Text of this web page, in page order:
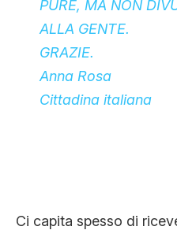
PURE, MA NON
ALLA GENTE.
GRAZIE.
Anna Rosa
Cittadina italiana
Ci capita spesso di